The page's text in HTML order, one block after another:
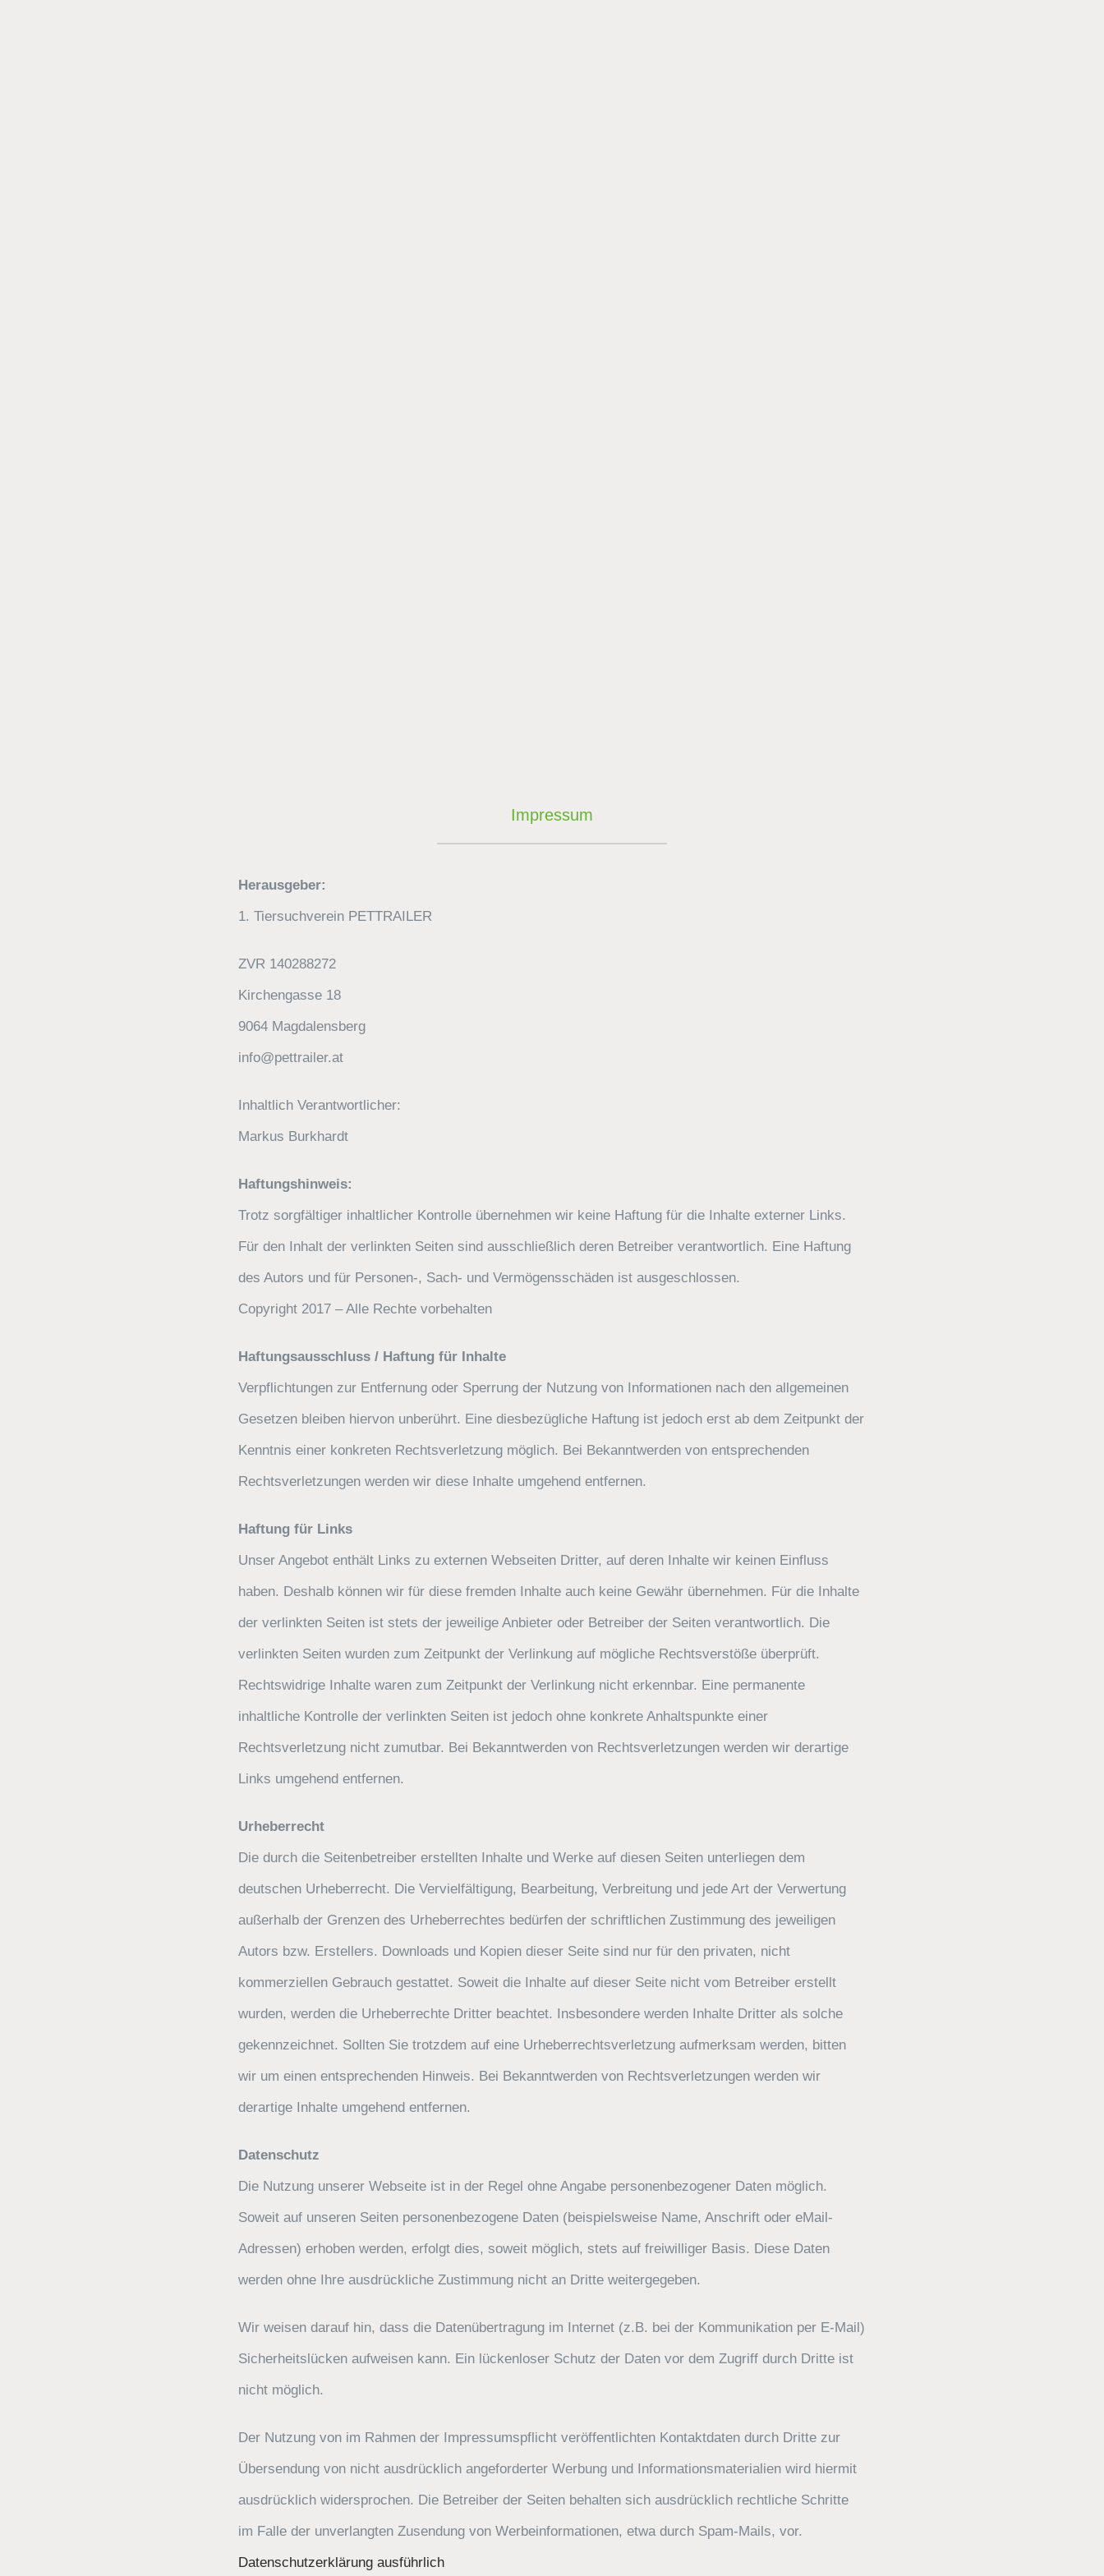
Impressum
Herausgeber:
1. Tiersuchverein PETTRAILER
ZVR 140288272
Kirchengasse 18
9064 Magdalensberg
info@pettrailer.at
Inhaltlich Verantwortlicher:
Markus Burkhardt
Haftungshinweis:
Trotz sorgfältiger inhaltlicher Kontrolle übernehmen wir keine Haftung für die Inhalte externer Links.
Für den Inhalt der verlinkten Seiten sind ausschließlich deren Betreiber verantwortlich. Eine Haftung
des Autors und für Personen-, Sach- und Vermögensschäden ist ausgeschlossen.
Copyright 2017 – Alle Rechte vorbehalten
Haftungsausschluss / Haftung für Inhalte
Verpflichtungen zur Entfernung oder Sperrung der Nutzung von Informationen nach den allgemeinen
Gesetzen bleiben hiervon unberührt. Eine diesbezügliche Haftung ist jedoch erst ab dem Zeitpunkt der
Kenntnis einer konkreten Rechtsverletzung möglich. Bei Bekanntwerden von entsprechenden
Rechtsverletzungen werden wir diese Inhalte umgehend entfernen.
Haftung für Links
Unser Angebot enthält Links zu externen Webseiten Dritter, auf deren Inhalte wir keinen Einfluss
haben. Deshalb können wir für diese fremden Inhalte auch keine Gewähr übernehmen. Für die Inhalte
der verlinkten Seiten ist stets der jeweilige Anbieter oder Betreiber der Seiten verantwortlich. Die
verlinkten Seiten wurden zum Zeitpunkt der Verlinkung auf mögliche Rechtsverstöße überprüft.
Rechtswidrige Inhalte waren zum Zeitpunkt der Verlinkung nicht erkennbar. Eine permanente
inhaltliche Kontrolle der verlinkten Seiten ist jedoch ohne konkrete Anhaltspunkte einer
Rechtsverletzung nicht zumutbar. Bei Bekanntwerden von Rechtsverletzungen werden wir derartige
Links umgehend entfernen.
Urheberrecht
Die durch die Seitenbetreiber erstellten Inhalte und Werke auf diesen Seiten unterliegen dem
deutschen Urheberrecht. Die Vervielfältigung, Bearbeitung, Verbreitung und jede Art der Verwertung
außerhalb der Grenzen des Urheberrechtes bedürfen der schriftlichen Zustimmung des jeweiligen
Autors bzw. Erstellers. Downloads und Kopien dieser Seite sind nur für den privaten, nicht
kommerziellen Gebrauch gestattet. Soweit die Inhalte auf dieser Seite nicht vom Betreiber erstellt
wurden, werden die Urheberrechte Dritter beachtet. Insbesondere werden Inhalte Dritter als solche
gekennzeichnet. Sollten Sie trotzdem auf eine Urheberrechtsverletzung aufmerksam werden, bitten
wir um einen entsprechenden Hinweis. Bei Bekanntwerden von Rechtsverletzungen werden wir
derartige Inhalte umgehend entfernen.
Datenschutz
Die Nutzung unserer Webseite ist in der Regel ohne Angabe personenbezogener Daten möglich.
Soweit auf unseren Seiten personenbezogene Daten (beispielsweise Name, Anschrift oder eMail-
Adressen) erhoben werden, erfolgt dies, soweit möglich, stets auf freiwilliger Basis. Diese Daten
werden ohne Ihre ausdrückliche Zustimmung nicht an Dritte weitergegeben.
Wir weisen darauf hin, dass die Datenübertragung im Internet (z.B. bei der Kommunikation per E-Mail)
Sicherheitslücken aufweisen kann. Ein lückenloser Schutz der Daten vor dem Zugriff durch Dritte ist
nicht möglich.
Der Nutzung von im Rahmen der Impressumspflicht veröffentlichten Kontaktdaten durch Dritte zur
Übersendung von nicht ausdrücklich angeforderter Werbung und Informationsmaterialien wird hiermit
ausdrücklich widersprochen. Die Betreiber der Seiten behalten sich ausdrücklich rechtliche Schritte
im Falle der unverlangten Zusendung von Werbeinformationen, etwa durch Spam-Mails, vor.
Datenschutzerklärung ausführlich